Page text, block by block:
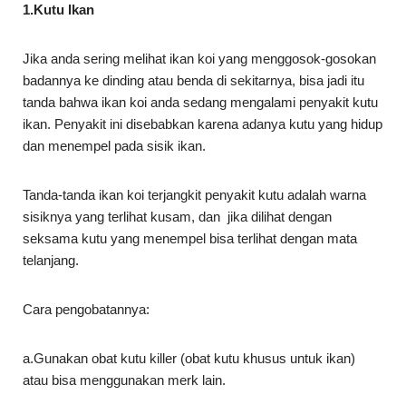
1.Kutu Ikan
Jika anda sering melihat ikan koi yang menggosok-gosokan
badannya ke dinding atau benda di sekitarnya, bisa jadi itu
tanda bahwa ikan koi anda sedang mengalami penyakit kutu
ikan. Penyakit ini disebabkan karena adanya kutu yang hidup
dan menempel pada sisik ikan.
Tanda-tanda ikan koi terjangkit penyakit kutu adalah warna
sisiknya yang terlihat kusam, dan jika dilihat dengan
seksama kutu yang menempel bisa terlihat dengan mata
telanjang.
Cara pengobatannya:
a.Gunakan obat kutu killer (obat kutu khusus untuk ikan)
atau bisa menggunakan merk lain.